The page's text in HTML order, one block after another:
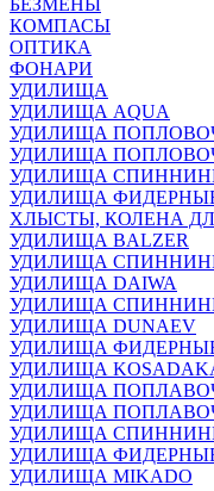
БЕЗМЕНЫ
КОМПАСЫ
ОПТИКА
ФОНАРИ
УДИЛИЩА
УДИЛИЩА AQUA
УДИЛИЩА
УДИЛИЩА
УДИЛИЩА
УДИЛИЩА ФИДЕРНЫЕ
ХЛЫСТЫ, КОЛЕНА
УДИЛИЩА BALZER
УДИЛИЩА
УДИЛИЩА DAIWA
УДИЛИЩА
УДИЛИЩА DUNAEV
УДИЛИЩА
УДИЛИЩА
УДИЛИЩА
УДИЛИЩА
УДИЛИЩА
УДИЛИЩА ФИДЕРНЫЕ
УДИЛИЩА MIKADO